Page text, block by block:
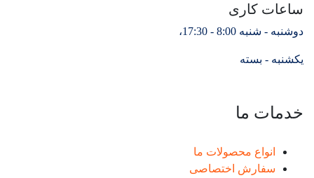
ساعات کاری
دوشنبه - شنبه 8:00 - 17:30،
یکشنبه - بسته
خدمات ما
انواع محصولات ما
سفارش اختصاصی